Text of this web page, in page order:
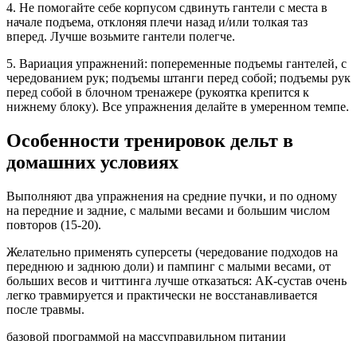
4. Не помогайте себе корпусом сдвинуть гантели с места в
начале подъема, отклоняя плечи назад и/или толкая таз
вперед. Лучше возьмите гантели полегче.
5. Вариация упражнений: попеременные подъемы гантелей, с
чередованием рук; подъемы штанги перед собой; подъемы рук
перед собой в блочном тренажере (рукоятка крепится к
нижнему блоку). Все упражнения делайте в умеренном темпе.
Особенности тренировок дельт в
домашних условиях
Выполняют два упражнения на средние пучки, и по одному
на передние и задние, с малыми весами и большим числом
повторов (15-20).
Желательно применять суперсеты (чередование подходов на
переднюю и заднюю доли) и пампинг с малыми весами, от
больших весов и читтинга лучше отказаться: АК-сустав очень
легко травмируется и практически не восстанавливается
после травмы.
базовой программой на массуправильном питании